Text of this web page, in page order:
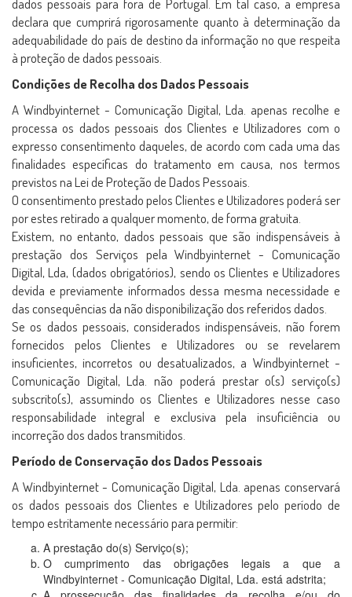
dados pessoais para fora de Portugal. Em tal caso, a empresa
declara que cumprirá rigorosamente quanto à determinação da
adequabilidade do país de destino da informação no que respeita
à proteção de dados pessoais.
Condições de Recolha dos Dados Pessoais
A Windbyinternet - Comunicação Digital, Lda. apenas recolhe e
processa os dados pessoais dos Clientes e Utilizadores com o
expresso consentimento daqueles, de acordo com cada uma das
finalidades específicas do tratamento em causa, nos termos
previstos na Lei de Proteção de Dados Pessoais.
O consentimento prestado pelos Clientes e Utilizadores poderá ser
por estes retirado a qualquer momento, de forma gratuita.
Existem, no entanto, dados pessoais que são indispensáveis à
prestação dos Serviços pela Windbyinternet - Comunicação
Digital, Lda, (dados obrigatórios), sendo os Clientes e Utilizadores
devida e previamente informados dessa mesma necessidade e
das consequências da não disponibilização dos referidos dados.
Se os dados pessoais, considerados indispensáveis, não forem
fornecidos pelos Clientes e Utilizadores ou se revelarem
insuficientes, incorretos ou desatualizados, a Windbyinternet -
Comunicação Digital, Lda. não poderá prestar o(s) serviço(s)
subscrito(s), assumindo os Clientes e Utilizadores nesse caso
responsabilidade integral e exclusiva pela insuficiência ou
incorreção dos dados transmitidos.
Período de Conservação dos Dados Pessoais
A Windbyinternet - Comunicação Digital, Lda. apenas conservará
os dados pessoais dos Clientes e Utilizadores pelo período de
tempo estritamente necessário para permitir:
A prestação do(s) Serviço(s);
O cumprimento das obrigações legais a que a
Windbyinternet - Comunicação Digital, Lda. está adstrita;